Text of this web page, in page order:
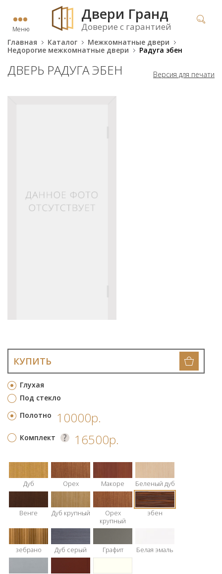
Меню
Двери Гранд
Доверие с гарантией
Главная Каталог
Межкомнатные двери
Недорогие межкомнатные двери
Радуга эбен
Версия для печати
ДВЕРЬ РАДУГА ЭБЕН
Глухая
Под стекло
КУПИТЬ
Полотно 10000р.
Комплект 16500р.
Дуб Орех Макоре Беленый дуб
Венге Дуб крупный
Орех
крупный
эбен
зебрано Дуб серый Графит Белая эмаль